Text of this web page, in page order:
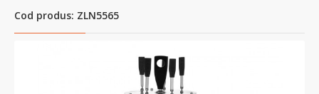
Cod produs: ZLN5565